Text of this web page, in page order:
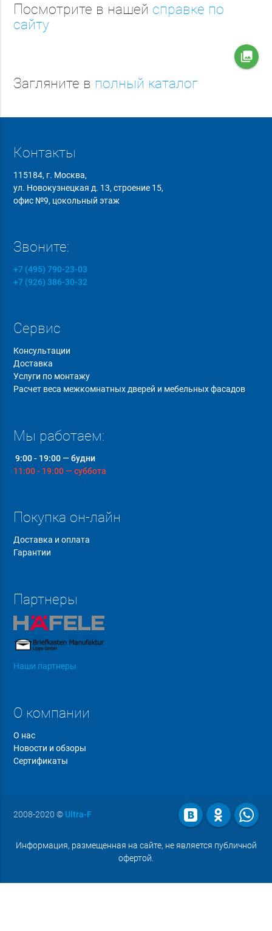
Посмотрите в нашей справке по
сайту
collections
Загляните в полный каталог
Контакты
115184, г. Москва,
ул. Новокузнецкая д. 13, строение 15,
офис №9, цокольный этаж
Звоните:
+7 (495) 790-23-03
+7 (926) 386-30-32
Сервис
Консультации
Доставка
Услуги по монтажу
Расчет веса межкомнатных дверей и мебельных фасадов
Мы работаем:
9:00 - 19:00 — будни
11:00 - 19:00 — суббота
Покупка он-лайн
Доставка и оплата
Гарантии
Партнеры
Наши партнеры
О компании
О нас
Новости и обзоры
Сертификаты
2008-2020 © Ultra-F
Информация, размещенная на сайте, не является публичной
офертой.